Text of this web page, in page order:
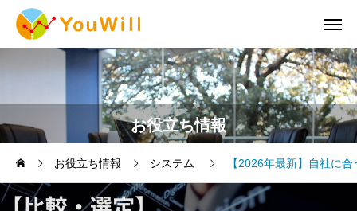
お役立ち情報
お役立ち情報 システム 【2026年最新】自社に